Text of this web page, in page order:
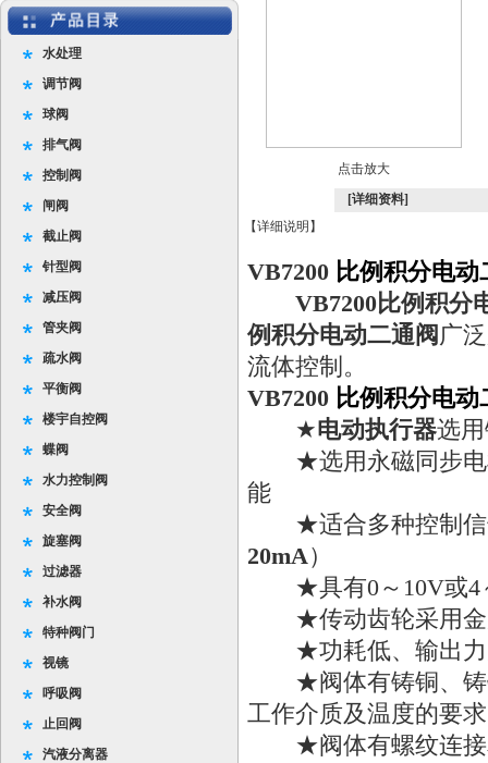
水处理
调节阀
球阀
排气阀
控制阀
闸阀
截止阀
针型阀
减压阀
管夹阀
疏水阀
平衡阀
楼宇自控阀
蝶阀
水力控制阀
安全阀
旋塞阀
过滤器
补水阀
特种阀门
视镜
呼吸阀
止回阀
汽液分离器
点击放大
[详细资料]
【详细说明】
VB7200 比例积分电
VB7200比例积分
例积分电动二通阀 广
流体控制。
VB7200 比例积分电
★电动执行器选
★选用永磁同步电
能
★适合多种控制信
20mA）
★具有0～10V或4
★传动齿轮采用金
★功耗低、输出力
★阀体有铸铜、铸
工作介质及温度的要求
★阀体有螺纹连接和